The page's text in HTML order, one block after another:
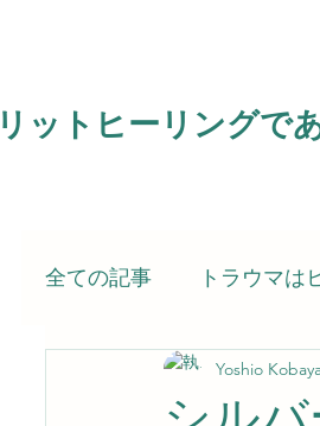
ットヒーリングで
全ての記事 トラウマは
電子書籍 霊的治療
Yoshio